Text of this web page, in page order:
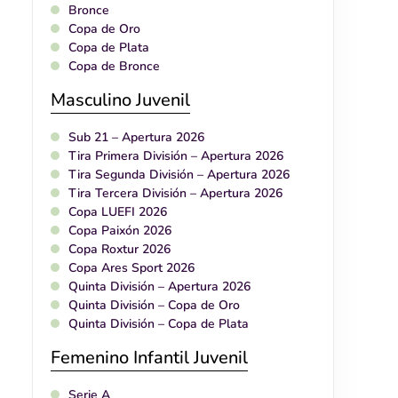
Bronce
Copa de Oro
Copa de Plata
Copa de Bronce
Masculino Juvenil
Sub 21 – Apertura 2026
Tira Primera División – Apertura 2026
Tira Segunda División – Apertura 2026
Tira Tercera División – Apertura 2026
Copa LUEFI 2026
Copa Paixón 2026
Copa Roxtur 2026
Copa Ares Sport 2026
Quinta División – Apertura 2026
Quinta División – Copa de Oro
Quinta División – Copa de Plata
Femenino Infantil Juvenil